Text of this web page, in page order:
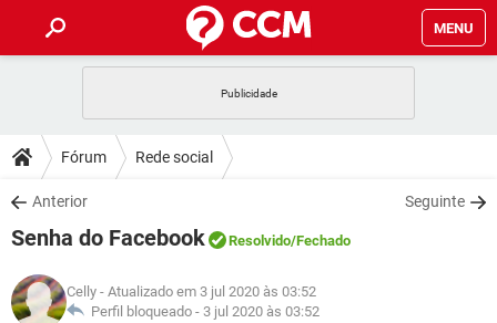
MENU
CELULAR
OUTLOOK
INSTAGRAM GMAIL
GUIA DE COMPRAS
DICAS
JOGOS
INSTAGRAM GMAIL
DOWNLOADS
JOGOS WHATSAPP
CELULAR
OUTLOOK EXCEL
JOGOS WHATSAPP
GLOSSÁRIO
Fórum Rede social
Anterior Seguinte
Senha do Facebook Resolvido/Fechado
Celly - Atualizado em 3 jul 2020 às 03:52
Perfil bloqueado - 3 jul 2020 às 03:52